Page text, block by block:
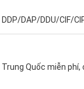
DDP/DAP/DDU/CIF/
Trung Quốc miễn